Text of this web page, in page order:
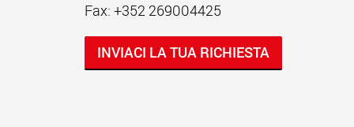
Fax: +352 269004425
INVIACI LA TUA RICHIESTA